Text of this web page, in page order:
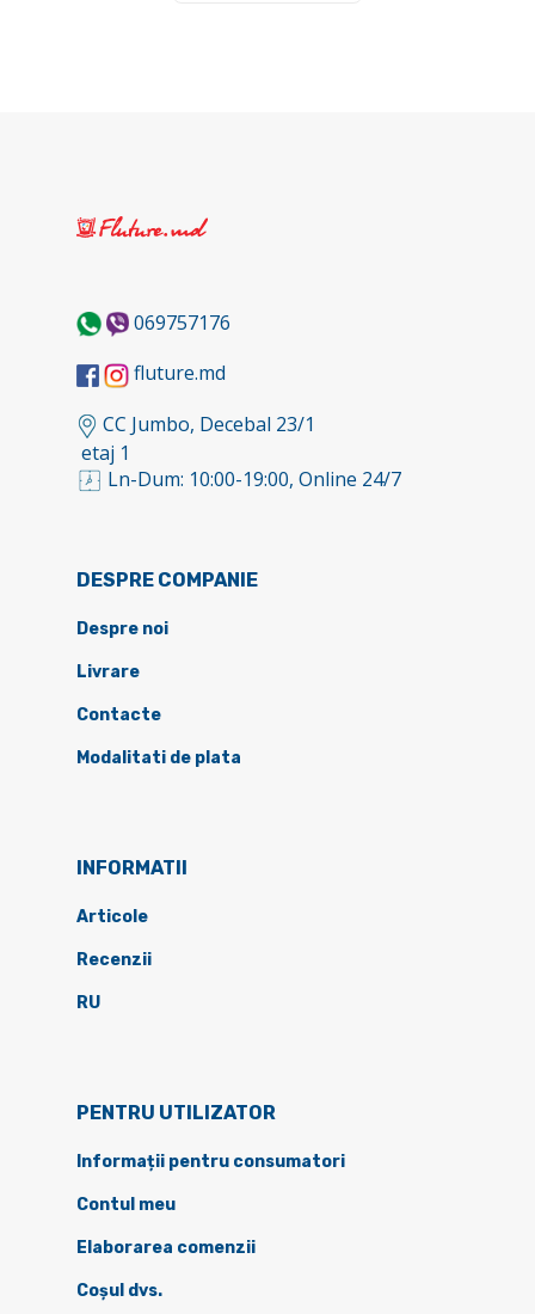
069757176
fluture.md
CC Jumbo, Decebal 23/1
etaj 1
Ln-Dum: 10:00-19:00, Online 24/7
DESPRE COMPANIE
Despre noi
Livrare
Contacte
Modalitati de plata
INFORMATII
Articole
Recenzii
RU
PENTRU UTILIZATOR
Informații pentru consumatori
Contul meu
Elaborarea comenzii
Coșul dvs.